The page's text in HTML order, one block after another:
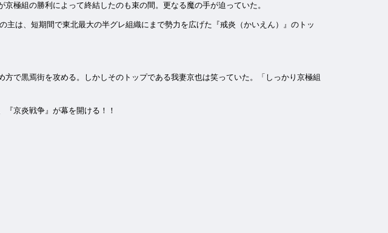
極組の勝利によって終結したのも束の間。更なる魔の手が迫っていた。
は、短期間で東北最大の半グレ組織にまで勢力を広げた『戒炎（かいえん）』のトッ
で黒焉街を攻める。しかしそのトップである我妻京也は笑っていた。「しっかり京極組
京炎戦争』が幕を開ける！！